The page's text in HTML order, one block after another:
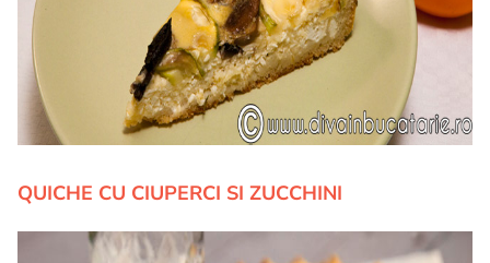
QUICHE CU CIUPERCI SI ZUCCHINI